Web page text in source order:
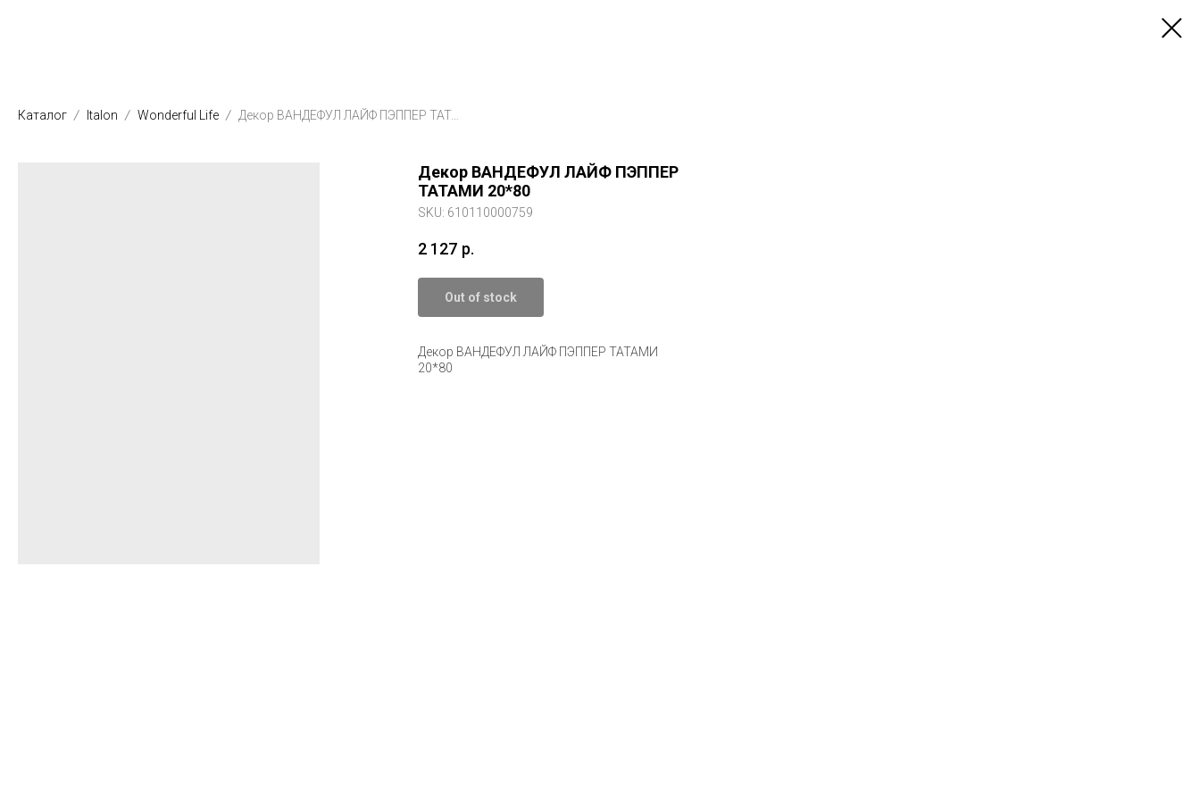
Каталог Italon Wonderful Life Декор ВАНДЕФУЛ ЛАЙФ ПЭППЕР ТАТАМИ 20*80
Декор ВАНДЕФУЛ ЛАЙФ ПЭППЕР
ТАТАМИ 20*80
SKU: 610110000759
2 127 р.
Out of stock
Декор ВАНДЕФУЛ ЛАЙФ ПЭППЕР ТАТАМИ
20*80